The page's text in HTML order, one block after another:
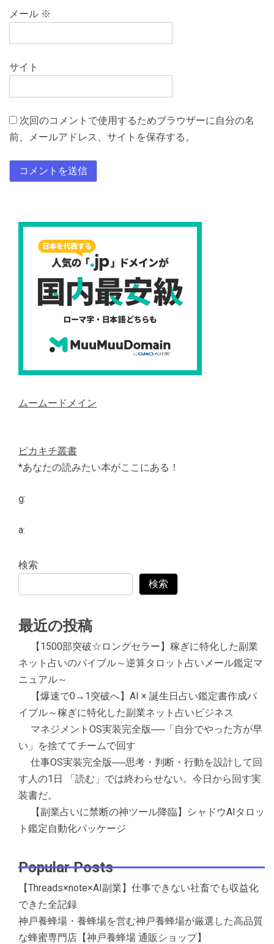
メール ※
サイト
次回のコメントで使用するためブラウザーに自分の名
前、メールアドレス、サイトを保存する。
ムームードメイン
ピカキチ叢書
*あなたの読みたい本がここにある！
g:
a:
検索
検索
最近の投稿
【1500部突破☆ロングセラー】稼ぎに特化した副業
ネット占いのバイブル～逆算タロット占いメール鑑定マ
ニュアル～
【爆速で0→1突破へ】AI × 誕生日占い鑑定書作成バ
イブル～稼ぎに特化した副業ネット占いビジネス
マネジメントOS実装完全版──「自分でやった方が早
い」を捨ててチームで回す
仕事OS実装完全版──思考・判断・行動を設計して回
す人の1日 「読む」では終わらせない。今日から回す実
装書だ。
【副業占いに禁断の神ツール降臨】シャドウAIタロッ
ト鑑定自動化パッケージ
Popular Posts
【Threads×note×AI副業】仕事できない社畜でも収益化
できた全記録
神戸養蜂場・養蜂場を営む神戸養蜂場が厳選した高品質
な蜂蜜専門店【神戸養蜂場 通販ショップ】